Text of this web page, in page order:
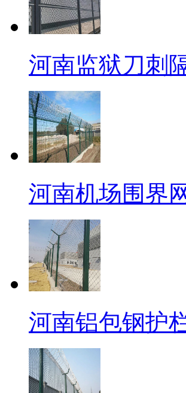
河南监狱刀刺
河南机场围界
河南铝包钢护